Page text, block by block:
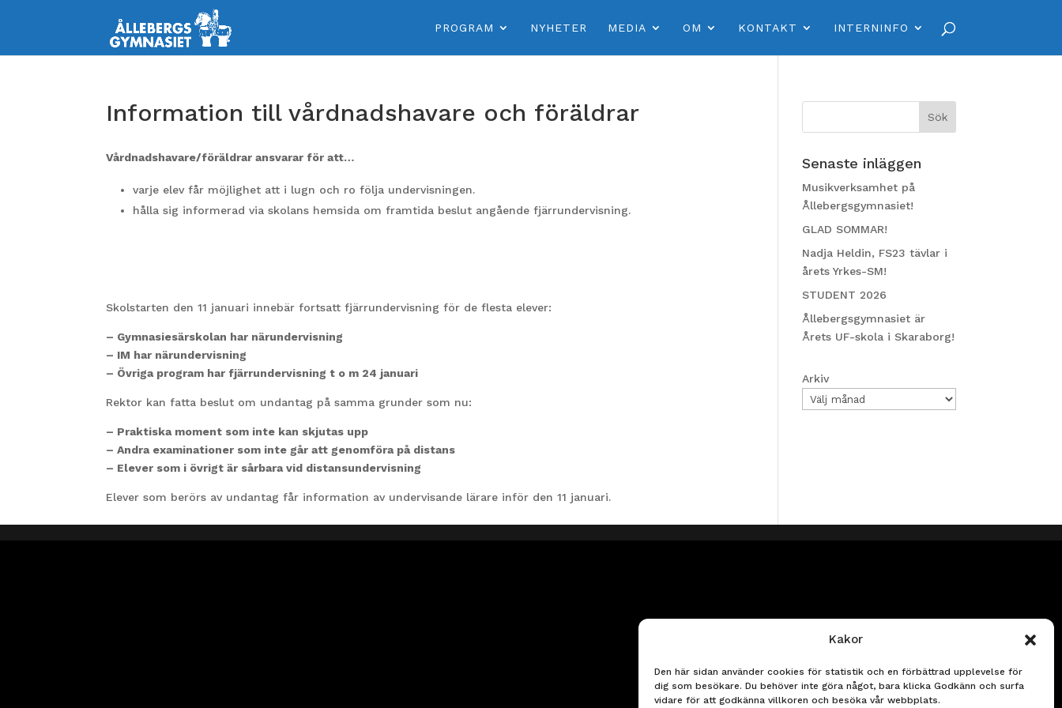
Kakor
Den här sidan använder cookies för statistik och en förbättrad upplevelse för
dig som besökare. Du behöver inte göra något, bara klicka Godkänn och surfa
vidare för att godkänna villkoren och besöka vår webbplats.
PROGRAM NYHETER MEDIA OM KONTAKT INTERNINFO
Information till vårdnadshavare och föräldrar
Vårdnadshavare/föräldrar ansvarar för att…
varje elev får möjlighet att i lugn och ro följa undervisningen.
hålla sig informerad via skolans hemsida om framtida beslut angående fjärrundervisning.
Skolstarten den 11 januari innebär fortsatt fjärrundervisning för de flesta elever:
– Gymnasiesärskolan har närundervisning
– IM har närundervisning
– Övriga program har fjärrundervisning t o m 24 januari
Rektor kan fatta beslut om undantag på samma grunder som nu:
– Praktiska moment som inte kan skjutas upp
– Andra examinationer som inte går att genomföra på distans
– Elever som i övrigt är sårbara vid distansundervisning
Elever som berörs av undantag får information av undervisande lärare inför den 11 januari.
Senaste inläggen
Musikverksamhet på
Ållebergsgymnasiet!
GLAD SOMMAR!
Nadja Heldin, FS23 tävlar i
årets Yrkes-SM!
STUDENT 2026
Ållebergsgymnasiet är
Årets UF-skola i Skaraborg!
Arkiv